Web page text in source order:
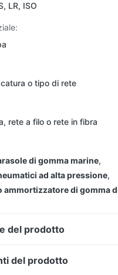
LR, ISO
o tipo di rete
rete a filo o rete in fibra
di gomma marine,
ad alta pressione,
ammortizzatore di gomma
del prodotto
gomma marina
del prodotto